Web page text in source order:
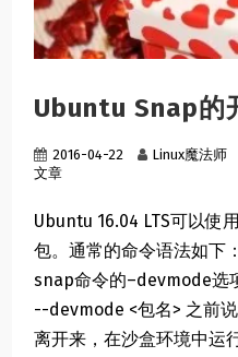
Ubuntu Snap的
2016-04-22 Linux魔法师
文章
Ubuntu 16.04 LTS可以使
包。通常的命令语法如下
snap命令的–devmode选
--devmode <包名> 之前
离开来，在沙盒环境中运